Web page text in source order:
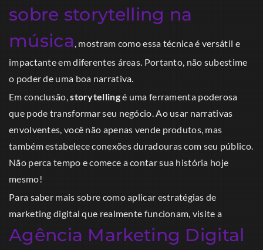
sobre storytelling na
música, mostram como essa técnica é versátil e
impactante em diferentes áreas. Portanto, não subestime
o poder de uma boa narrativa.
Em conclusão,storytellingé uma ferramenta poderosa
que pode transformar seu negócio. Ao usar narrativas
envolventes, você não apenas vende produtos, mas
também estabelece conexões duradouras com seu público.
Não perca tempo e comece a contar sua história hoje
mesmo!
Para saber mais sobre como aplicar estratégias de
marketing digital que realmente funcionam, visite a
Agência Marketing Digital